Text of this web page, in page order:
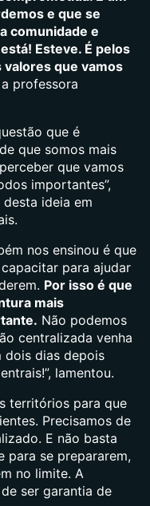
e que se
comunidade e
Esteve. É pelos
que vamos
professora
que é
que somos mais
que vamos
importantes”,
ideia em
nos ensinou é que
para ajudar
Por isso é que
mais
Não podemos
centralizada venha
dois dias depois
lamentou.
territórios para que
Precisamos de
E não basta
para se prepararem,
no limite. A
ser garantia de